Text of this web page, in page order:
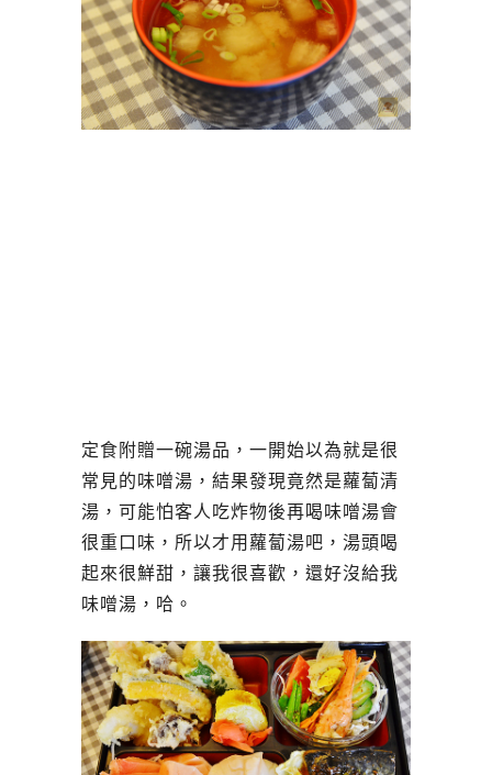
定食附贈一碗湯品，一開始以為就是很
常見的味噌湯，結果發現竟然是蘿蔔清
湯，可能怕客人吃炸物後再喝味噌湯會
很重口味，所以才用蘿蔔湯吧，湯頭喝
起來很鮮甜，讓我很喜歡，還好沒給我
味噌湯，哈。